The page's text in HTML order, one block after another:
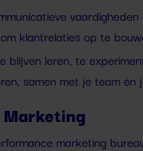
vaardigheden
klantrelaties op te
blijven leren, te
samen met je team én
Marketing
marketing